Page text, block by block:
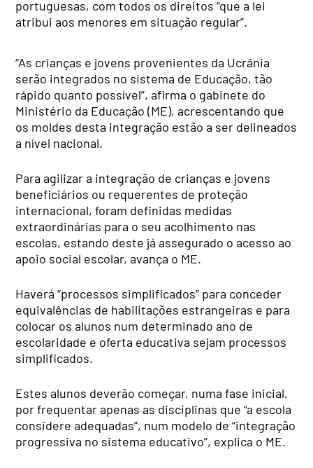
portuguesas, com todos os direitos “que a lei
atribui aos menores em situação regular”.
“As crianças e jovens provenientes da Ucrânia
serão integrados no sistema de Educação, tão
rápido quanto possível”, afirma o gabinete do
Ministério da Educação (ME), acrescentando que
os moldes desta integração estão a ser delineados
a nível nacional.
Para agilizar a integração de crianças e jovens
beneficiários ou requerentes de proteção
internacional, foram definidas medidas
extraordinárias para o seu acolhimento nas
escolas, estando deste já assegurado o acesso ao
apoio social escolar, avança o ME.
Haverá “processos simplificados” para conceder
equivalências de habilitações estrangeiras e para
colocar os alunos num determinado ano de
escolaridade e oferta educativa sejam processos
simplificados.
Estes alunos deverão começar, numa fase inicial,
por frequentar apenas as disciplinas que “a escola
considere adequadas”, num modelo de “integração
progressiva no sistema educativo”, explica o ME.